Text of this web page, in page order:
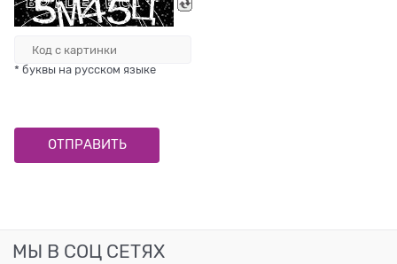
* буквы на русском языке
МЫ В СОЦ СЕТЯХ